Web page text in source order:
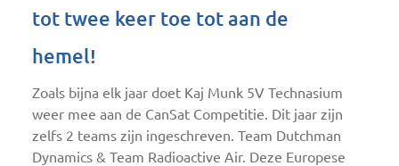
tot twee keer toe tot aan de
hemel!
Zoals bijna elk jaar doet Kaj Munk 5V Technasium
weer mee aan de CanSat Competitie. Dit jaar zijn
zelfs 2 teams zijn ingeschreven. Team Dutchman
Dynamics & Team Radioactive Air. Deze Europese